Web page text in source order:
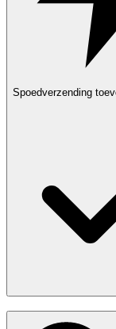
Spoedverzending